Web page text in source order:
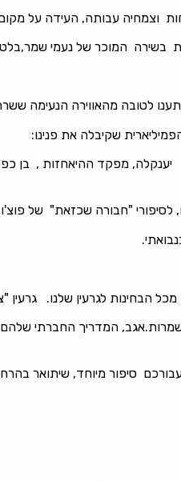
וצמחיה עבותה, העידה על
בשירה המוכר של נעמי
לטובה מהאווירה הנעימה
שקיבלה את פנינו:
מפקד ההיאחזות , בן
"חבורה שכזאת" של פוצ'ו,
הבחינות לגרעין שלנו. גרעין
המדריך החברתי
סיפור מיוחד, שיתואר